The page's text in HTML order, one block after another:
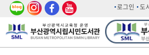
네이
버 블
로그
인스
타그
페이
스북
유튜
브
로그인 도